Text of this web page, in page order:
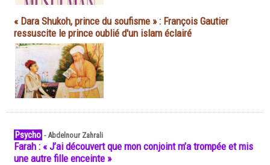
« Dara Shukoh, prince du soufisme » : François Gautier
ressuscite le prince oublié d'un islam éclairé
Psycho -Abdelnour Zahrali
Farah : « J’ai découvert que mon conjoint m’a trompée et mis
une autre fille enceinte »